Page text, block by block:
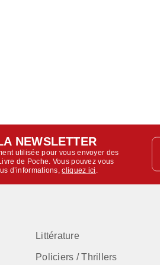
NEWSLETTER
utilisée pour vous envoyer des
de Poche. Vous pouvez vous
d’informations,cliquez ici
Littérature
Policiers / Thrillers